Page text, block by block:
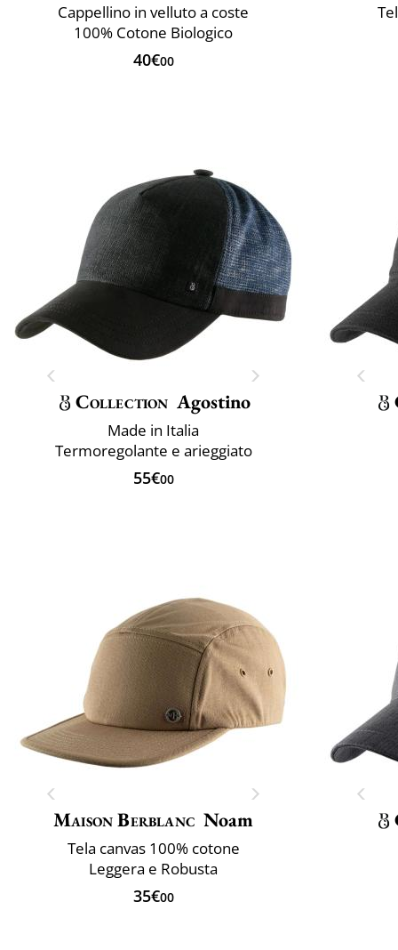
Cappellino in velluto a coste
100% Cotone Biologico
40€00
Collection Agostino
Made in Italia
Termoregolante e arieggiato
55€00
Maison Berblanc Noam
Tela canvas 100% cotone
Leggera e Robusta
35€00